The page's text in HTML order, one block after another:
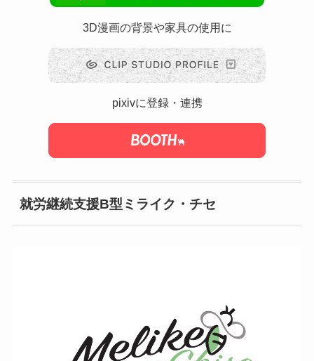
3D漫画の背景や家具の使用に
pixivに登録・連携
就労継続支援B型ミライク・チセ